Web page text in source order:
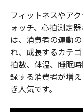
フィットネスやア
ォッチ、心拍測定
は、消費者の運動
れ、成長するカテ
拍数、体温、睡眠
録する消費者が増
き人気です。